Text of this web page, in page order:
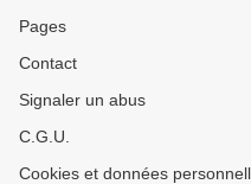
Pages
Contact
Signaler un abus
C.G.U.
Cookies et données